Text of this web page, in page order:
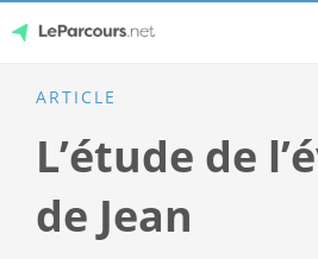
content
LeParcours.net
ARTICLE
L’étude de
de Jean